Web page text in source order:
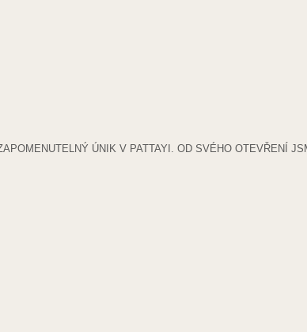
ÚNIK V PATTAYI. OD SVÉHO OTEVŘENÍ